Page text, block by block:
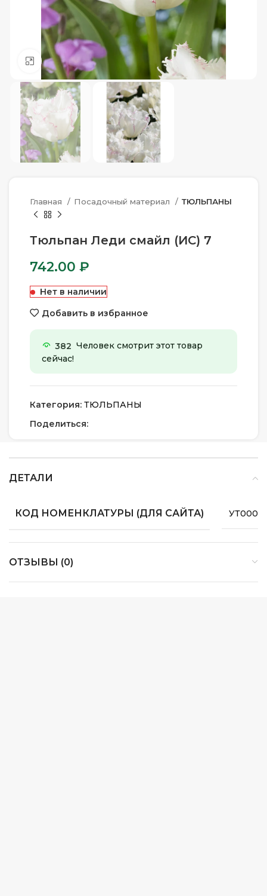
Нажмите, чтобы увеличить
Главная Посадочный материал ТЮЛЬПАНЫ
Тюльпан Леди смайл (ИС) 7
742.00 ₽
Нет в наличии
Добавить в избранное
382 Человек смотрит этот товар
сейчас!
Категория: ТЮЛЬПАНЫ
Поделиться:
ДЕТАЛИ
КОД НОМЕНКЛАТУРЫ (ДЛЯ САЙТА)
ОТЗЫВЫ (0)